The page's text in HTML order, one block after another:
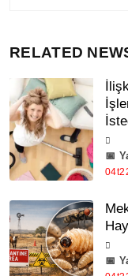
RELATED